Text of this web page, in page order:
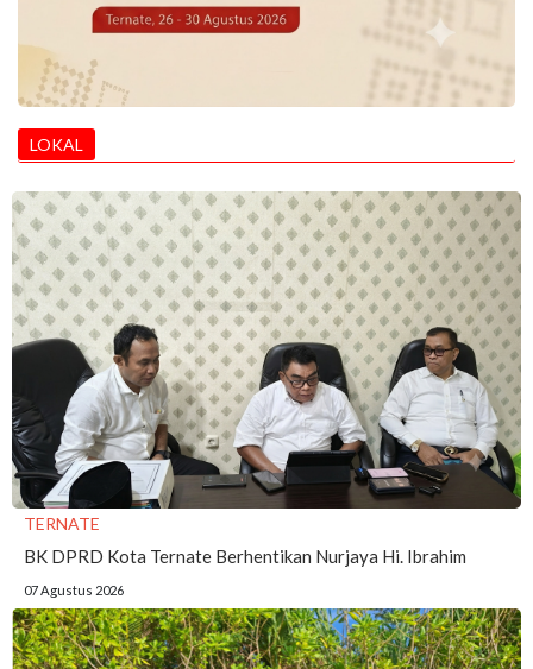
LOKAL
TERNATE
BK DPRD Kota Ternate Berhentikan Nurjaya Hi. Ibrahim
07 Agustus 2026